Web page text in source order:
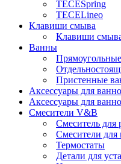
TECESpring
TECELineo
Клавиши смыва
Клавиши
Ванны
Пристенные
Аксессуары для
Аксессуары для
Смесители V&B
Смеситель для
Смесители для
Термостаты
Детали для